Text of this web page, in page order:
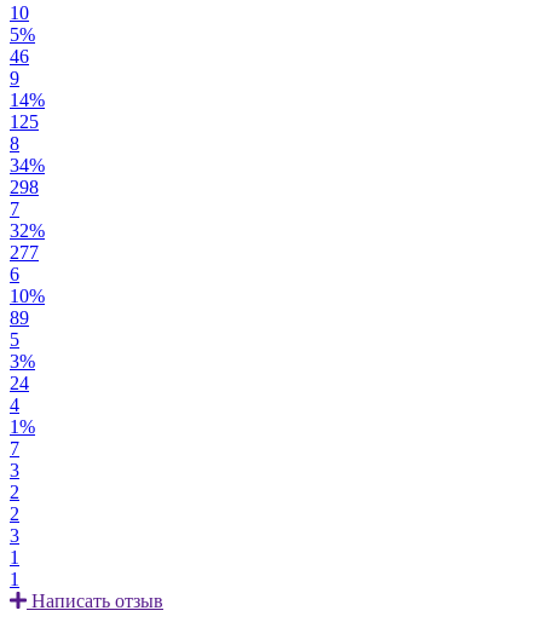
10
5%
46
9
14%
125
8
34%
298
7
32%
277
6
10%
89
5
3%
24
4
1%
7
3
2
2
3
1
1
Написать отзыв